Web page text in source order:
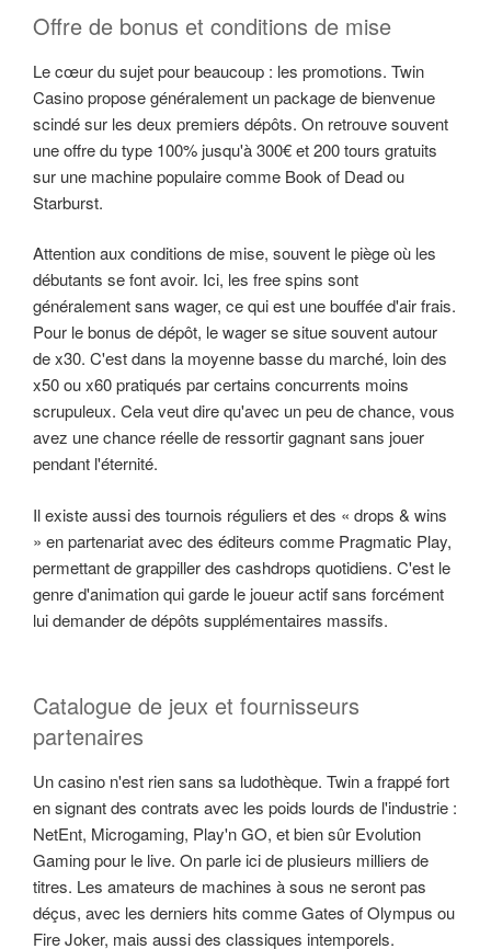
Offre de bonus et conditions de mise
Le cœur du sujet pour beaucoup : les promotions. Twin
Casino propose généralement un package de bienvenue
scindé sur les deux premiers dépôts. On retrouve souvent
une offre du type 100% jusqu'à 300€ et 200 tours gratuits
sur une machine populaire comme Book of Dead ou
Starburst.
Attention aux conditions de mise, souvent le piège où les
débutants se font avoir. Ici, les free spins sont
généralement sans wager, ce qui est une bouffée d'air frais.
Pour le bonus de dépôt, le wager se situe souvent autour
de x30. C'est dans la moyenne basse du marché, loin des
x50 ou x60 pratiqués par certains concurrents moins
scrupuleux. Cela veut dire qu'avec un peu de chance, vous
avez une chance réelle de ressortir gagnant sans jouer
pendant l'éternité.
Il existe aussi des tournois réguliers et des « drops & wins
» en partenariat avec des éditeurs comme Pragmatic Play,
permettant de grappiller des cashdrops quotidiens. C'est le
genre d'animation qui garde le joueur actif sans forcément
lui demander de dépôts supplémentaires massifs.
Catalogue de jeux et fournisseurs
partenaires
Un casino n'est rien sans sa ludothèque. Twin a frappé fort
en signant des contrats avec les poids lourds de l'industrie :
NetEnt, Microgaming, Play'n GO, et bien sûr Evolution
Gaming pour le live. On parle ici de plusieurs milliers de
titres. Les amateurs de machines à sous ne seront pas
déçus, avec les derniers hits comme Gates of Olympus ou
Fire Joker, mais aussi des classiques intemporels.